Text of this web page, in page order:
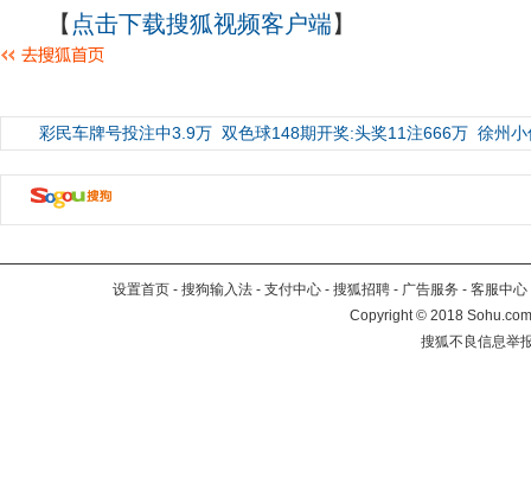
【 点击下载搜狐视频客户端】
彩民车牌号投注中3.9万 双色球148期开奖:头奖11注666万 徐州
设置首页 - 搜狗输入法 - 支付中心 - 搜狐招聘 - 广告服务 - 客服中心
Copyright©2018
搜狐不良信息举